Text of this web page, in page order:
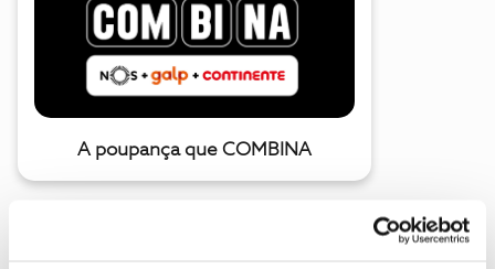
A poupança que COMBINA